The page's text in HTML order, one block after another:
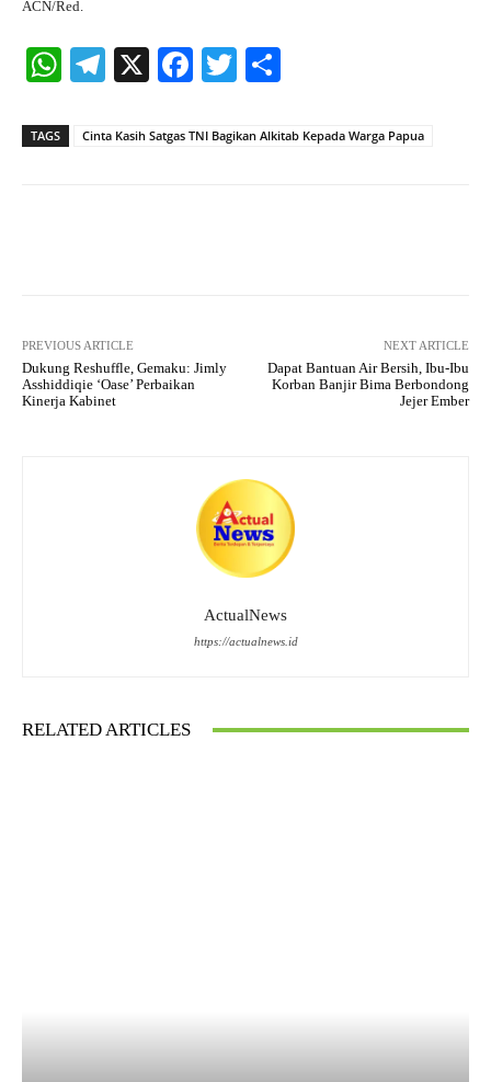
ACN/Red.
W
ts
Te
gr
X
Fa
bo
T
tte re
TAGS Cinta Kasih Satgas TNI Bagikan Alkitab Kepada Warga Papua
PREVIOUS ARTICLE
Dukung Reshuffle, Gemaku: Jimly
Asshiddiqie ‘Oase’ Perbaikan
Kinerja Kabinet
NEXT ARTICLE
Dapat Bantuan Air Bersih, Ibu-Ibu
Korban Banjir Bima Berbondong
Jejer Ember
ActualNews
https://actualnews.id
RELATED ARTICLES